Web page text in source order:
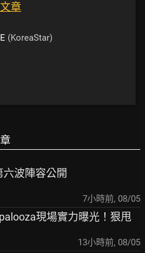
章
(KoreaStar)
六波陣容公開
7小時前, 08/05
現場實力曝光！狠甩
13小時前, 08/05